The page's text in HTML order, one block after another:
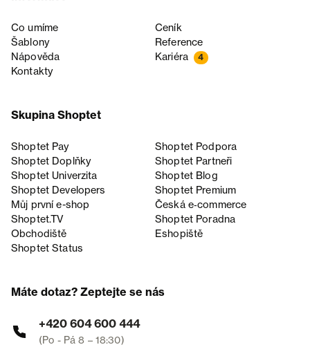
Co umíme
Ceník
Šablony
Reference
Nápověda
Kariéra 4
Kontakty
Skupina Shoptet
Shoptet Pay
Shoptet Podpora
Shoptet Doplňky
Shoptet Partneři
Shoptet Univerzita
Shoptet Blog
Shoptet Developers
Shoptet Premium
Můj první e-shop
Česká e‑commerce
Shoptet.TV
Shoptet Poradna
Obchodiště
Eshopiště
Shoptet Status
Máte dotaz? Zeptejte se nás
+420 604 600 444
(Po - Pá 8 – 18:30)